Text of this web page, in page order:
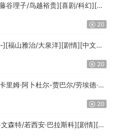
谷理子/鸟越裕贵][喜剧/科幻][中
20
福山雅治/大泉洋][剧情][中文字
20
姆·阿卜杜尔-贾巴尔/劳埃德·布
20
森特/若西安·巴拉斯科][剧情][中